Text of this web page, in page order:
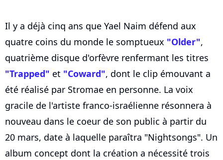
Il y a déjà cinq ans que Yael Naim défend aux
quatre coins du monde le somptueux "Older",
quatrième disque d'orfèvre renfermant les titres
"Trapped" et "Coward", dont le clip émouvant a
été réalisé par Stromae en personne. La voix
gracile de l'artiste franco-israélienne résonnera à
nouveau dans le coeur de son public à partir du
20 mars, date à laquelle paraîtra "Nightsongs". Un
album concept dont la création a nécessité trois